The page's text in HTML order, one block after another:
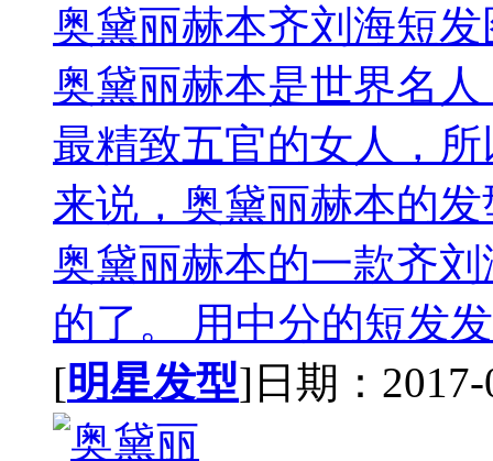
奥黛丽赫本齐刘海短
奥黛丽赫本是世界名
最精致五官的女人，
来说，奥黛丽赫本的
奥黛丽赫本的一款齐
的了。 用中分的短发
[明星发型]日期：2017-